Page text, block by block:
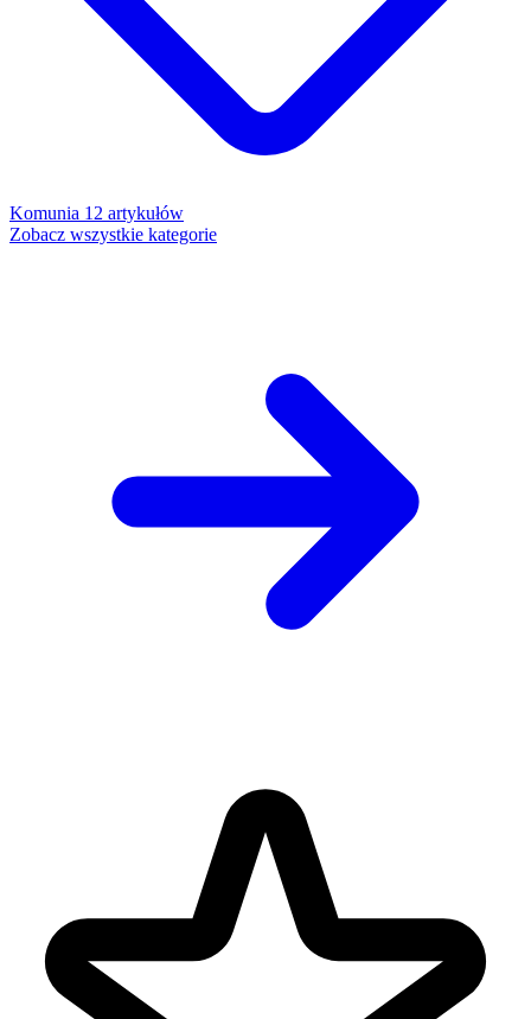
Komunia 12 artykułów
Zobacz wszystkie kategorie